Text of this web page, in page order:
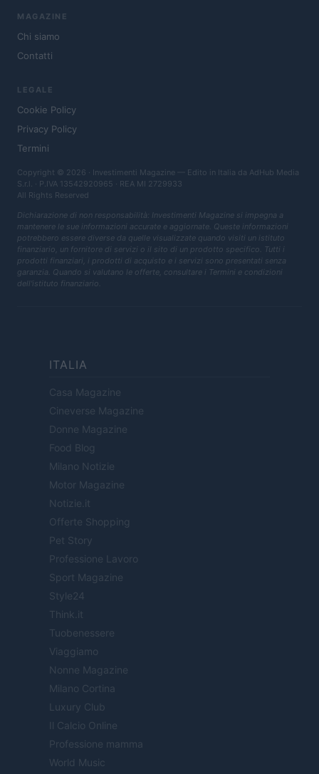
MAGAZINE
Chi siamo
Contatti
LEGALE
Cookie Policy
Privacy Policy
Termini
Copyright © 2026 · Investimenti Magazine — Edito in Italia da AdHub Media
S.r.l. · P.IVA 13542920965 · REA MI 2729933
All Rights Reserved
Dichiarazione di non responsabilità: Investimenti Magazine si impegna a
mantenere le sue informazioni accurate e aggiornate. Queste informazioni
potrebbero essere diverse da quelle visualizzate quando visiti un istituto
finanziario, un fornitore di servizi o il sito di un prodotto specifico. Tutti i
prodotti finanziari, i prodotti di acquisto e i servizi sono presentati senza
garanzia. Quando si valutano le offerte, consultare i Termini e condizioni
dell'istituto finanziario.
ITALIA
Casa Magazine
Cineverse Magazine
Donne Magazine
Food Blog
Milano Notizie
Motor Magazine
Notizie.it
Offerte Shopping
Pet Story
Professione Lavoro
Sport Magazine
Style24
Think.it
Tuobenessere
Viaggiamo
Nonne Magazine
Milano Cortina
Luxury Club
Il Calcio Online
Professione mamma
World Music